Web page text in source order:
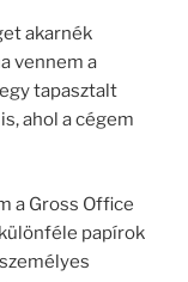
akarnék
vennem a
tapasztalt
ahol a cégem
a Gross Office
papírok